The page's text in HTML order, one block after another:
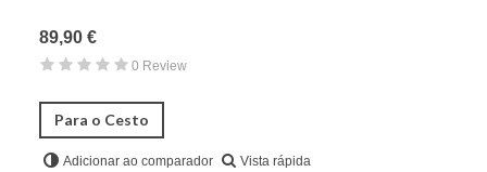
89,90 €
0 Review
Para o Cesto
Adicionar ao comparador Vista rápida